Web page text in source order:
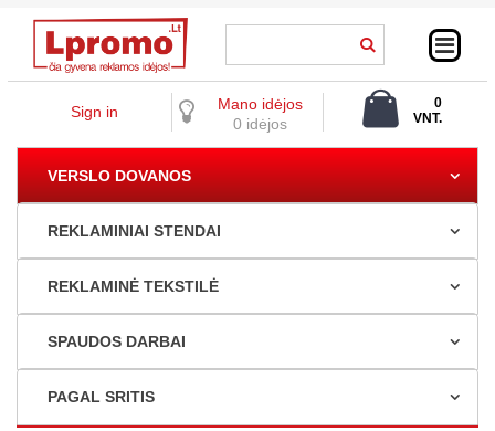
Sign in
Mano idėjos
0 idėjos
0
VNT.
VERSLO DOVANOS
REKLAMINIAI STENDAI
REKLAMINĖ TEKSTILĖ
SPAUDOS DARBAI
PAGAL SRITIS